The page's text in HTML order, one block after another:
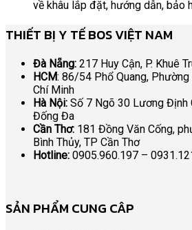
về khâu lắp đặt, hướng dẫn, bảo
THIẾT BỊ Y TẾ BOS VIỆT NAM
Đà Nẵng: 217 Huy Cận, P. Khuê
HCM: 86/54 Phổ Quang, Phường
Chí Minh
Hà Nội: Số 7 Ngõ 30 Lương Định
Đống Đa
Cần Thơ: 181 Đồng Văn Cống,
Bình Thủy, TP Cần Thơ
Hotline: 0905.960.197 –
SẢN PHẨM CUNG CÂP